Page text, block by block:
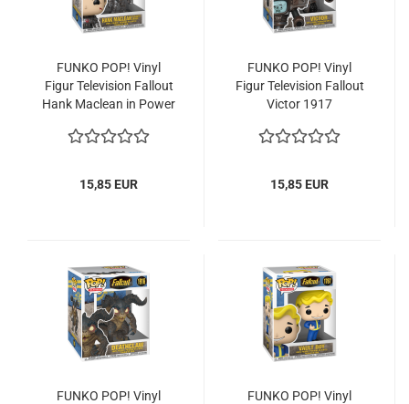
FUNKO POP! Vinyl
Figur Te­le­vi­si­on Fall­out
Hank Ma­clean in Power
15,85 EUR
FUNKO POP! Vinyl
Figur Te­le­vi­si­on Fall­out
Vic­tor 1917
15,85 EUR
FUNKO POP! Vinyl
FUNKO POP! Vinyl